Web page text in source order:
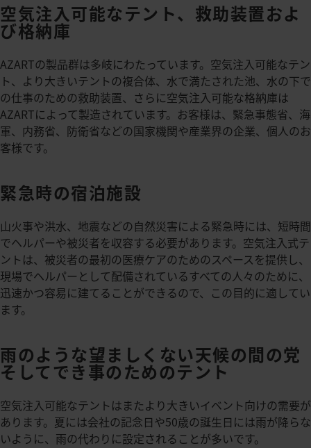
空気注入可能なテント、救助装置およ
び格納庫
AZARTの製品群は多岐にわたっています。空気注入可能なテン
ト、より大きいテントの複合体、水で満たされた池、水の下で
の仕事のための救助装置、さらに空気注入可能な格納庫は
AZARTによって製造されています。お客様は、緊急事態省、海
軍、内務省、防衛省などの国家機関や産業界の企業、個人のお
客様です。
緊急時の宿泊施設
山火事や洪水、地震などの自然災害による緊急時には、短時間
でヘルパーや被災者を収容する必要があります。空気注入式テ
ントは、被災者の最初の医療ケアのためのスペースを提供し、
現場でヘルパーとして配備されているすべての人々のために、
迅速かつ容易に建てることができるので、この目的に適してい
ます。
雨のような望ましくない天候の間の党
そしてでき事のためのテント
空気注入可能なテントはまたより大きいイベント向けの需要が
あります。夏には会社の記念日や50歳の誕生日には雨が降らな
いように、雨の代わりに設定されることが多いです。